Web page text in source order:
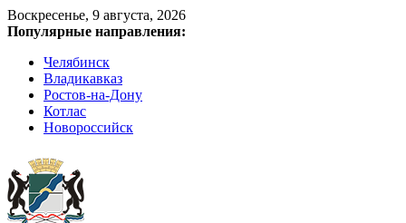
Воскресенье, 9 августа, 2026
Популярные направления:
Челябинск
Владикавказ
Ростов-на-Дону
Котлас
Новороссийск